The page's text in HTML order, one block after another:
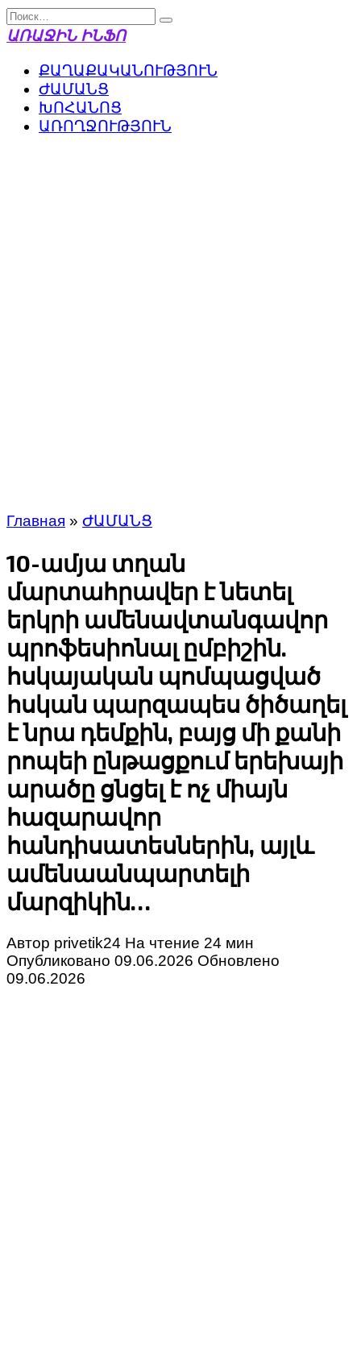
Перейти
к
Search
for:
ԱՌԱՋԻՆ ԻՆՖՈ
ՔԱՂԱՔԱԿԱՆՈՒԹՅՈՒՆ
ԺԱՄԱՆՑ
ԽՈՀԱՆՈՑ
ԱՌՈՂՋՈՒԹՅՈՒՆ
Главная » ԺԱՄԱՆՑ
10-ամյա տղան
մարտահրավեր է նետել
երկրի ամենավտանգավոր
պրոֆեսիոնալ ըմբիշին.
հսկայական պոմպացված
հսկան պարզապես ծիծաղել
է նրա դեմքին, բայց մի քանի
րոպեի ընթացքում երեխայի
արածը ցնցել է ոչ միայն
հազարավոր
հանդիսատեսներին, այլև
ամենաանպարտելի
մարզիկին…
Автор privetik24 На чтение 24 мин
Опубликовано 09.06.2026 Обновлено
09.06.2026